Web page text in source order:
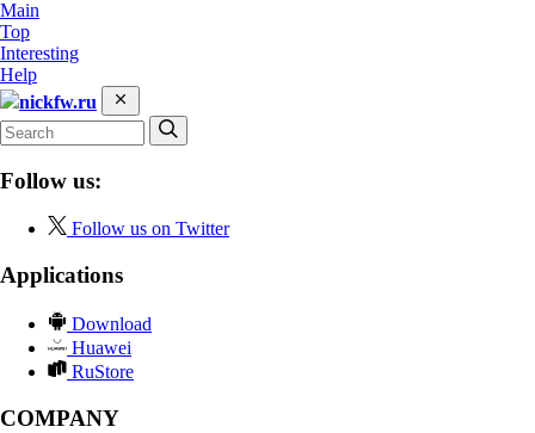
Main
Top
Interesting
Help
nickfw.ru
Follow us:
Follow us on Twitter
Applications
Download
Huawei
RuStore
COMPANY